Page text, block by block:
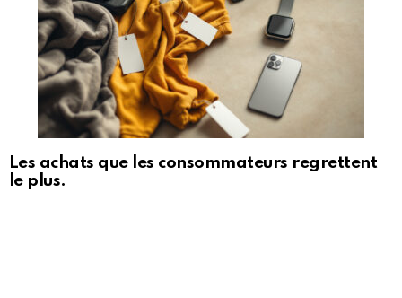
Les achats que les consommateurs regrettent
le plus.